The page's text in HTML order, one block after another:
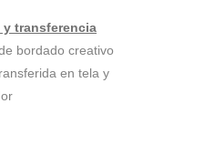
bordado creativo
en tela y